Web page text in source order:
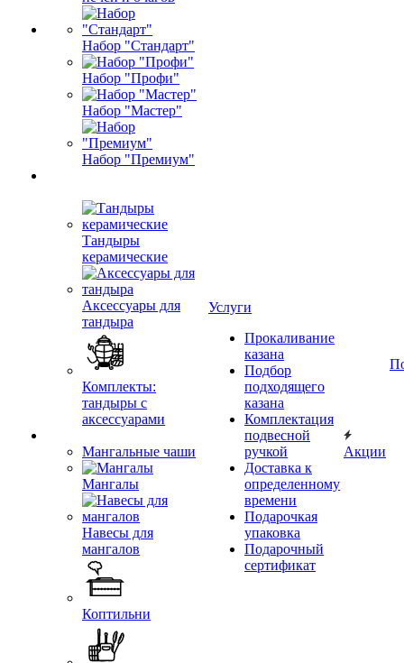
Набор "Стандарт"
Набор "Профи"
Набор "Мастер"
Набор "Премиум"
Тандыры
керамические
Аксессуары для
тандыра
Комплекты:
тандыры с
аксессуарами
Мангальные чаши
Мангалы
Навесы для
мангалов
Коптильни
Услуги
Прокаливание
казана
Подбор
подходящего
казана
Комплектация
подвесной
ручкой
Доставка к
определенному
времени
Подарочкая
упаковка
Подарочный
сертификат
Акции